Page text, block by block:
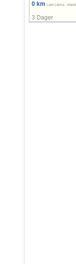
0 km Last Latvia - Irland
3 Dager